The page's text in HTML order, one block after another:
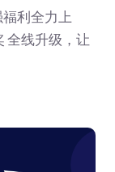
利全力上
全线升级，让